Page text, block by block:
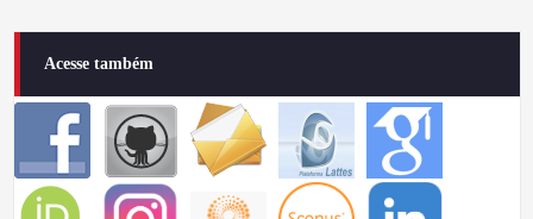
Acesse também